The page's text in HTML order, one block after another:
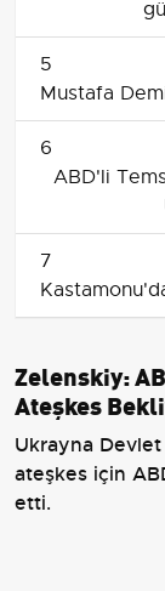
5
Mustafa
6
ABD'li
7
Zelenskiy:
Ateşkes
Ukrayna Devlet
ateşkes için
etti.